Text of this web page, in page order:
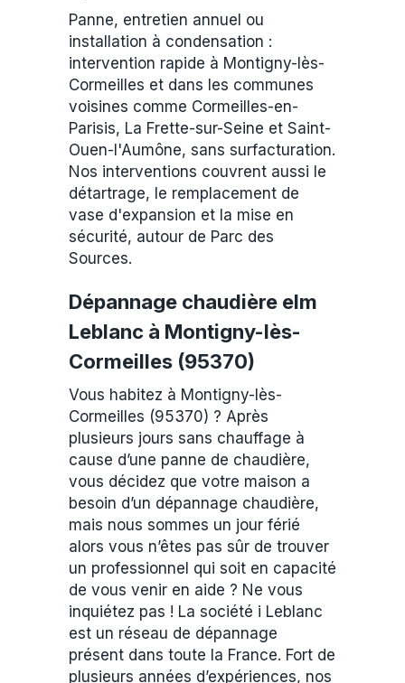
Panne, entretien annuel ou
installation à condensation :
intervention rapide à Montigny-lès-
Cormeilles et dans les communes
voisines comme Cormeilles-en-
Parisis, La Frette-sur-Seine et Saint-
Ouen-l'Aumône, sans surfacturation.
Nos interventions couvrent aussi le
détartrage, le remplacement de
vase d'expansion et la mise en
sécurité, autour de Parc des
Sources.
Dépannage chaudière elm
Leblanc à Montigny-lès-
Cormeilles (95370)
Vous habitez à Montigny-lès-
Cormeilles (95370) ? Après
plusieurs jours sans chauffage à
cause d’une panne de chaudière,
vous décidez que votre maison a
besoin d’un dépannage chaudière,
mais nous sommes un jour férié
alors vous n’êtes pas sûr de trouver
un professionnel qui soit en capacité
de vous venir en aide ? Ne vous
inquiétez pas ! La société i Leblanc
est un réseau de dépannage
présent dans toute la France. Fort de
plusieurs années d’expériences, nos